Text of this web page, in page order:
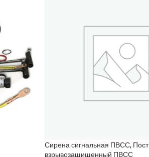
Сирена сигнальная ПВСС, Пост
взрывозащищенный ПВСС